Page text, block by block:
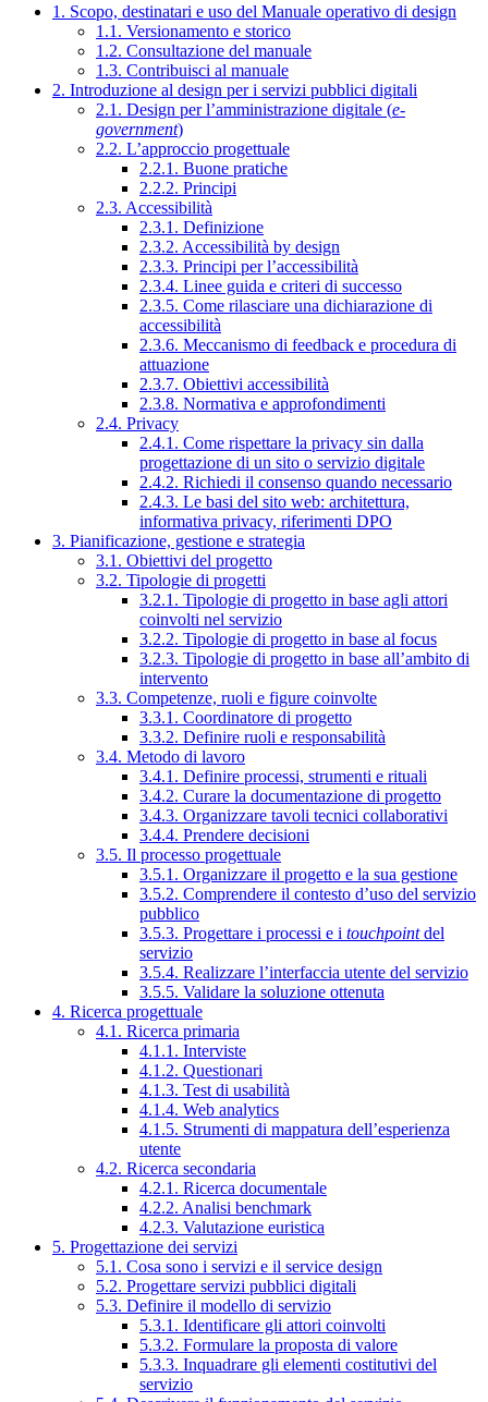
1. Scopo, destinatari e uso del Manuale operativo di design
1.1. Versionamento e storico
1.2. Consultazione del manuale
1.3. Contribuisci al manuale
2. Introduzione al design per i servizi pubblici digitali
2.1. Design per l’amministrazione digitale (e-
government)
2.2. L’approccio progettuale
2.2.1. Buone pratiche
2.2.2. Principi
2.3. Accessibilità
2.3.1. Definizione
2.3.2. Accessibilità by design
2.3.3. Principi per l’accessibilità
2.3.4. Linee guida e criteri di successo
2.3.5. Come rilasciare una dichiarazione di
accessibilità
2.3.6. Meccanismo di feedback e procedura di
attuazione
2.3.7. Obiettivi accessibilità
2.3.8. Normativa e approfondimenti
2.4. Privacy
2.4.1. Come rispettare la privacy sin dalla
progettazione di un sito o servizio digitale
2.4.2. Richiedi il consenso quando necessario
2.4.3. Le basi del sito web: architettura,
informativa privacy, riferimenti DPO
3. Pianificazione, gestione e strategia
3.1. Obiettivi del progetto
3.2. Tipologie di progetti
3.2.1. Tipologie di progetto in base agli attori
coinvolti nel servizio
3.2.2. Tipologie di progetto in base al focus
3.2.3. Tipologie di progetto in base all’ambito di
intervento
3.3. Competenze, ruoli e figure coinvolte
3.3.1. Coordinatore di progetto
3.3.2. Definire ruoli e responsabilità
3.4. Metodo di lavoro
3.4.1. Definire processi, strumenti e rituali
3.4.2. Curare la documentazione di progetto
3.4.3. Organizzare tavoli tecnici collaborativi
3.4.4. Prendere decisioni
3.5. Il processo progettuale
3.5.1. Organizzare il progetto e la sua gestione
3.5.2. Comprendere il contesto d’uso del servizio
pubblico
3.5.3. Progettare i processi e i touchpointdel
servizio
3.5.4. Realizzare l’interfaccia utente del servizio
3.5.5. Validare la soluzione ottenuta
4. Ricerca progettuale
4.1. Ricerca primaria
4.1.1. Interviste
4.1.2. Questionari
4.1.3. Test di usabilità
4.1.4. Web analytics
4.1.5. Strumenti di mappatura dell’esperienza
utente
4.2. Ricerca secondaria
4.2.1. Ricerca documentale
4.2.2. Analisi benchmark
4.2.3. Valutazione euristica
5. Progettazione dei servizi
5.1. Cosa sono i servizi e il service design
5.2. Progettare servizi pubblici digitali
5.3. Definire il modello di servizio
5.3.1. Identificare gli attori coinvolti
5.3.2. Formulare la proposta di valore
5.3.3. Inquadrare gli elementi costitutivi del
servizio